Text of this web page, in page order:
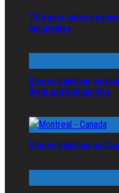
TEIA quer juntar
emigrantes
Queres trabalhar na
Work and Holiday Visa
Queres trabalhar no